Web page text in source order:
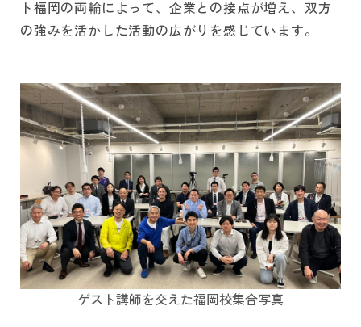
ト福岡の両輪によって、企業との接点が増え、双方
の強みを活かした活動の広がりを感じています。
ゲスト講師を交えた福岡校集合写真